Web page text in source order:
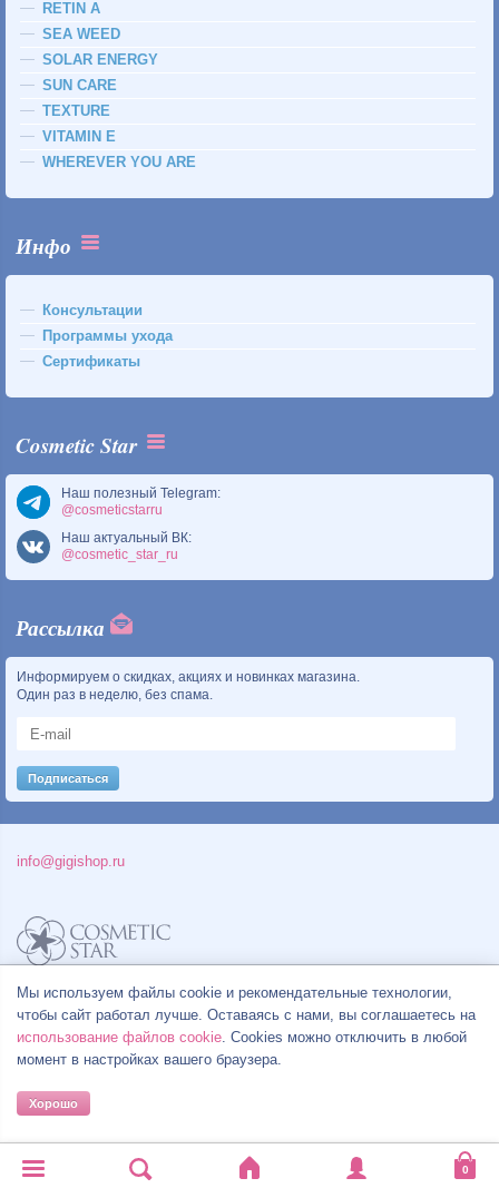
RETIN A
SEA WEED
SOLAR ENERGY
SUN CARE
TEXTURE
VITAMIN E
WHEREVER YOU ARE
Инфо
Консультации
Программы ухода
Сертификаты
Cosmetic Star
Наш полезный Telegram:
@cosmeticstarru
Наш актуальный ВК:
@cosmetic_star_ru
Рассылка
Информируем о скидках, акциях и новинках магазина.
Один раз в неделю, без спама.
Политика конфиденциальности
Правила продажи товаров
Согласие на обработку персональных данных
info@gigishop.ru
© Все права на товарные знаки принадлежат их законным владельцам.
Мы используем файлы cookie и рекомендательные технологии,
чтобы сайт работал лучше. Оставаясь с нами, вы соглашаетесь на
использование файлов cookie. Cookies можно отключить в любой
момент в настройках вашего браузера.
Хорошо